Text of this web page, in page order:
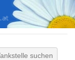
suchen